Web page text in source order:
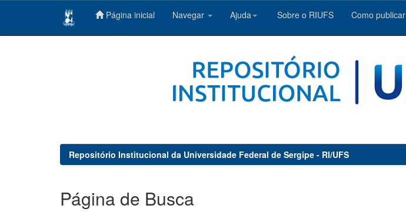
Página inicial Navegar Ajuda Sobre o RIUFS Como publicar
Repositório Institucional da Universidade Federal de Sergipe - RI/UFS
Página de Busca